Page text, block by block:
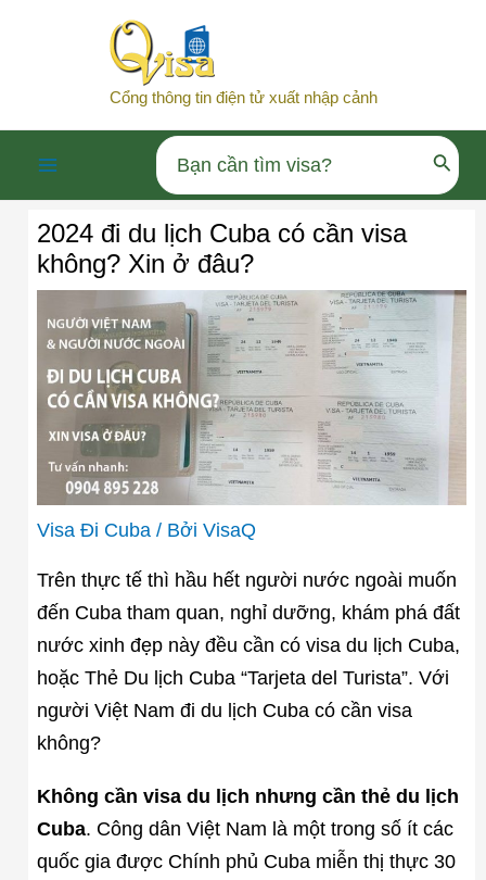
Cổng thông tin điện tử xuất nhập cảnh
Menu
Search
for:
2024 đi du lịch Cuba có cần visa
không? Xin ở đâu?
Visa Đi Cuba/ Bởi VisaQ
Trên thực tế thì hầu hết người nước ngoài muốn
đến Cuba tham quan, nghỉ dưỡng, khám phá đất
nước xinh đẹp này đều cần có visa du lịch Cuba,
hoặc Thẻ Du lịch Cuba “Tarjeta del Turista”. Với
người Việt Nam đi du lịch Cuba có cần visa
không?
Không cần visa du lịch nhưng cần thẻ du lịch
Cuba. Công dân Việt Nam là một trong số ít các
quốc gia được Chính phủ Cuba miễn thị thực 30